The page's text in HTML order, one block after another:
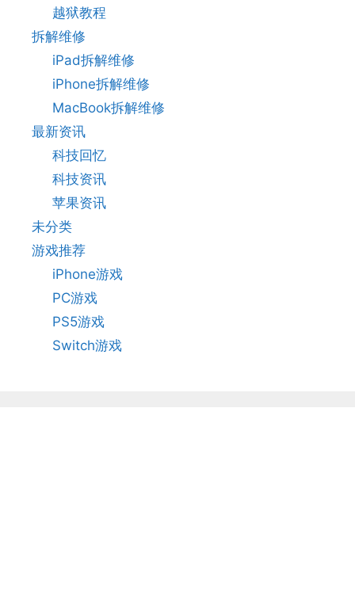
越狱教程
拆解维修
iPad拆解维修
iPhone拆解维修
MacBook拆解维修
最新资讯
科技回忆
科技资讯
苹果资讯
未分类
游戏推荐
iPhone游戏
PC游戏
PS5游戏
Switch游戏